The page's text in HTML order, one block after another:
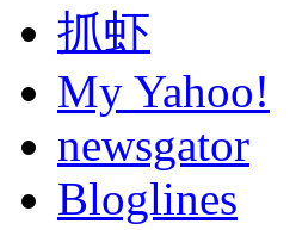
抓虾
My Yahoo!
newsgator
Bloglines